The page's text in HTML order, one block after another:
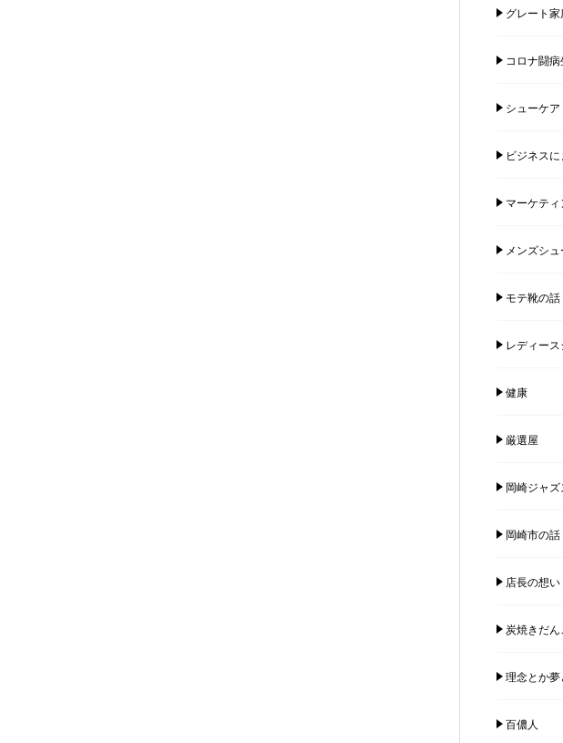
グレート
コロナ闘
シューケア
ビジネス
マーケティ
メンズシ
モテ靴の話
レディー
健康
厳選屋
岡崎ジャズ
岡崎市の話
店長の想い
炭焼きだん
理念とか
百儂人